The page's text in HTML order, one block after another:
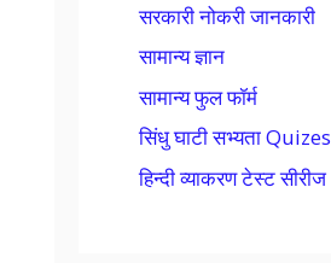
सरकारी नोकरी जानकारी
सामान्य ज्ञान
सामान्य फुल फॉर्म
सिंधु घाटी सभ्यता Quizes
हिन्दी व्याकरण टेस्ट सीरीज